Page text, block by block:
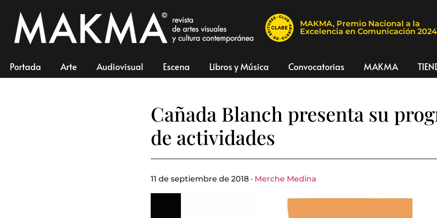
MAKMA, Premio Nacional a la
Excelencia en Comunicación 2024
Portada Arte Audiovisual Escena Libros y Música Convocatorias MAKMA
Cañada Blanch presenta su
de actividades
11 de septiembre de 2018 · Merche Medina